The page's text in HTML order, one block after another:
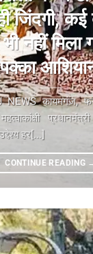
जिंदगी, कई
नहीं मिला
पक्का
NEWS कायमगंज,
हर[...]
CONTINUE READING